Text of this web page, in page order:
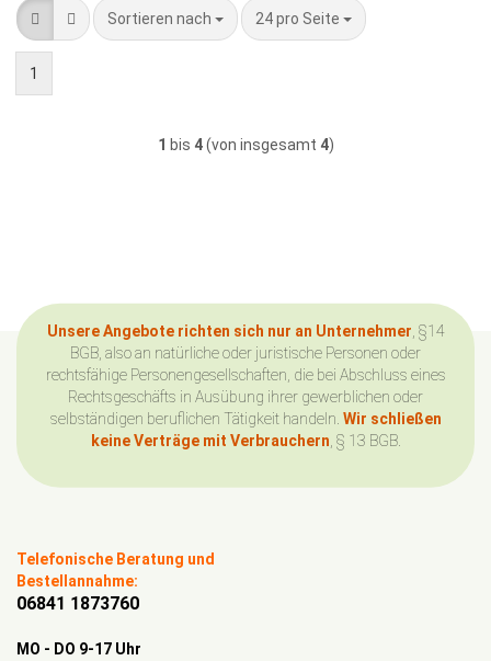
Sortieren nach
Sortieren nach 24 pro Seite
pro Seite
1
1 bis 4(von insgesamt 4)
Unsere Angebote richten sich nur an Unternehmer , §14
BGB, also an natürliche oder juristische Personen oder
rechtsfähige Personengesellschaften, die bei Abschluss eines
Rechtsgeschäfts in Ausübung ihrer gewerblichen oder
selbständigen beruflichen Tätigkeit handeln. Wir schließen
keine Verträge mit Verbrauchern , § 13 BGB.
Telefonische Beratung und
Bestellannahme:
06841 1873760
MO - DO 9-17 Uhr